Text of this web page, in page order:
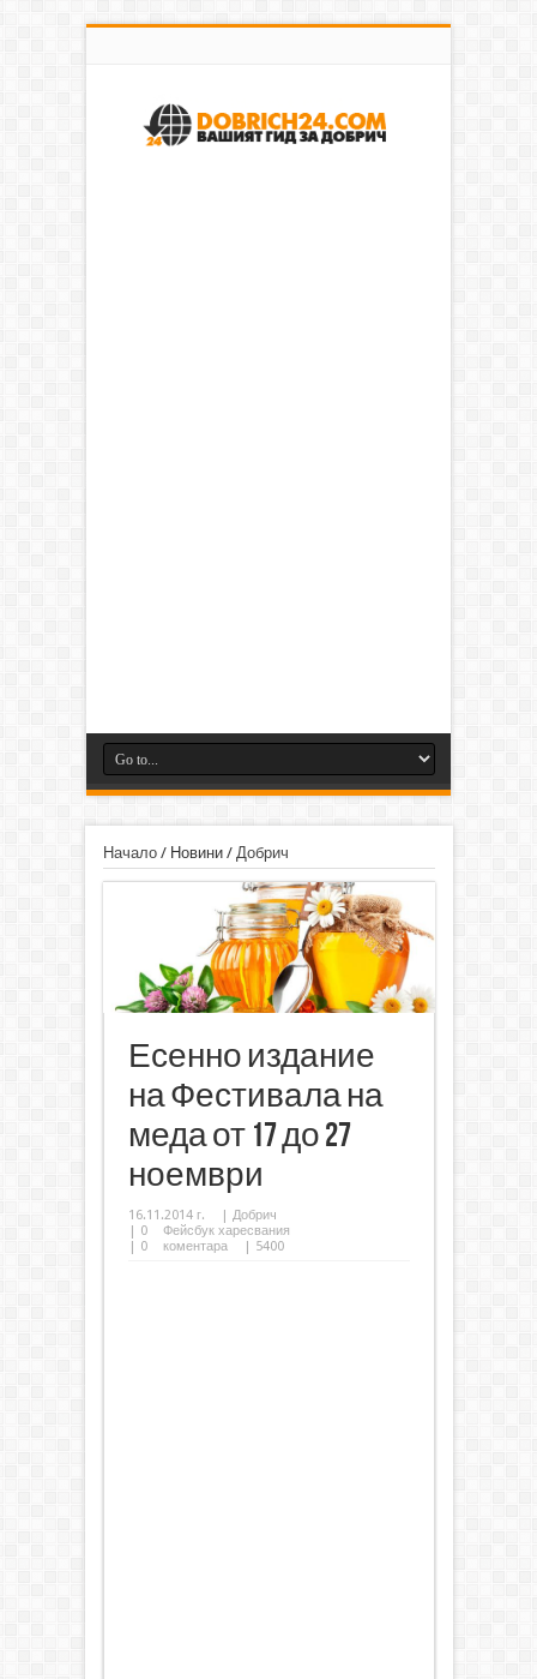
Начало/ Новини/ Добрич
Есенно издание
на Фестивала на
меда от 17 до 27
ноември
16.11.2014 г. | Добрич
| 0
Фейсбук харесвания
| 0 коментара | 5400